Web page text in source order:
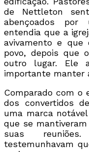
de Nettleton
abençoados por
entendia que a
avivamento e que
povo, depois que
outro lugar. Ele
importante manter
Comparado com o
dos convertidos
uma marca
que se
suas
testemunhavam